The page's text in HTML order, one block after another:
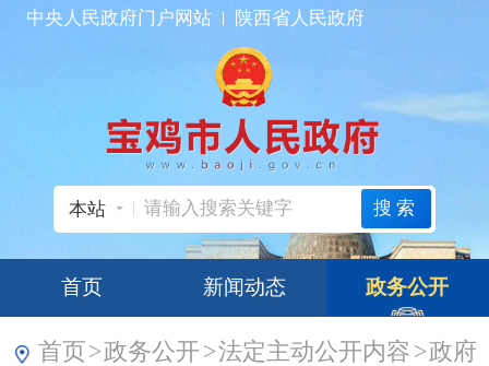
中央人民政府门户网站 陕西省人民政府
本站 搜索
首页 新闻动态 政务公开
首页>政务公开 >法定主动公开内容 >政府